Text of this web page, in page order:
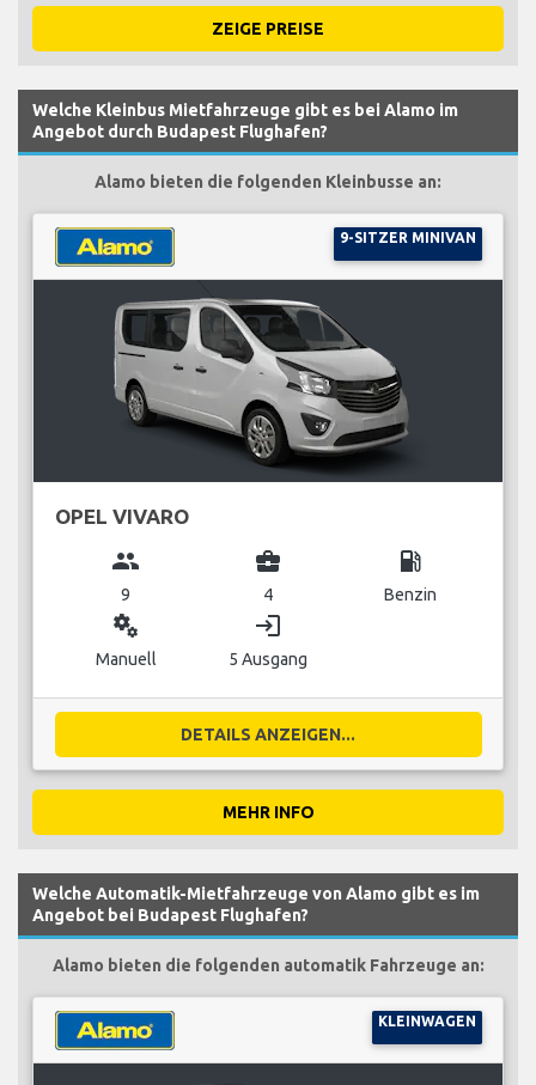
ZEIGE PREISE
Welche Kleinbus Mietfahrzeuge gibt es bei Alamo im
Angebot durch Budapest Flughafen?
Alamo bieten die folgenden Kleinbusse an:
9-SITZER MINIVAN
OPEL VIVARO
group
9
business_center
4
local_gas_station
Benzin
miscellaneous_services
Manuell
login
5 Ausgang
DETAILS ANZEIGEN...
MEHR INFO
Welche Automatik-Mietfahrzeuge von Alamo gibt es im
Angebot bei Budapest Flughafen?
Alamo bieten die folgenden automatik Fahrzeuge an:
KLEINWAGEN